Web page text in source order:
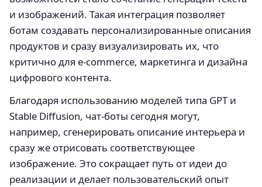
и изображений. Такая интеграция позволяет
ботам создавать персонализированные описания
продуктов и сразу визуализировать их, что
критично для e-commerce, маркетинга и дизайна
цифрового контента.
Благодаря использованию моделей типа GPT и
Stable Diffusion, чат-боты сегодня могут,
например, сгенерировать описание интерьера и
сразу же отрисовать соответствующее
изображение. Это сокращает путь от идеи до
реализации и делает пользовательский опыт